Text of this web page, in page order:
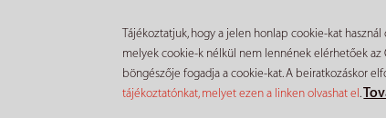
Tájékoztatjuk, hogy a jelen honlap cookie-kat
melyek cookie-k nélkül nem lennének elérhetőek az
böngészője fogadja a cookie-kat. A beiratkozáskor
tájékoztatónkat, melyet ezen a linken olvashat el.